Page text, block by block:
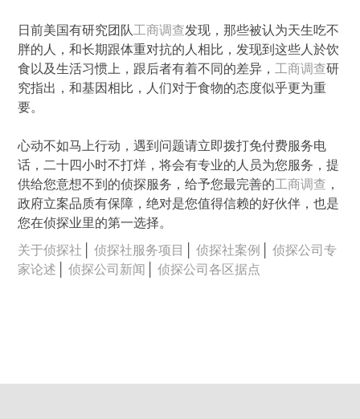
日前美国有研究团队工商调查发现，那些被认为天生吃不
胖的人，和长期跟体重对抗的人相比，发现到这些人於饮
食以及生活习惯上，跟后者有着不同的差异， 工商调查研
究指出，和基因相比，人们对于食物的态度似乎更为重
要。
心动不如马上行动，遇到问题请立即拨打免付费服务电
话，二十四小时不打烊，将会有专业的人员为您服务，提
供给您意想不到的侦探服务，给予您最完善的工商调查 ，
政府立案品质有保障，绝对是您值得信赖的好伙伴，也是
您在侦探业里的第一选择。
关于侦探社 │侦探社服务项目 │侦探社案例 │侦探公司专
家论述 │侦探公司新闻 │侦探公司各区据点